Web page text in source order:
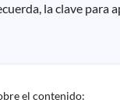
la clave
el contenido: